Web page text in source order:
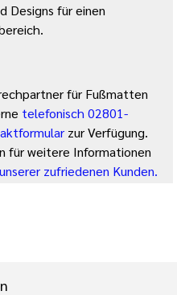
Designs für einen
für Fußmatten
telefonisch 02801-
zur Verfügung.
für weitere Informationen
zufriedenen Kunden.